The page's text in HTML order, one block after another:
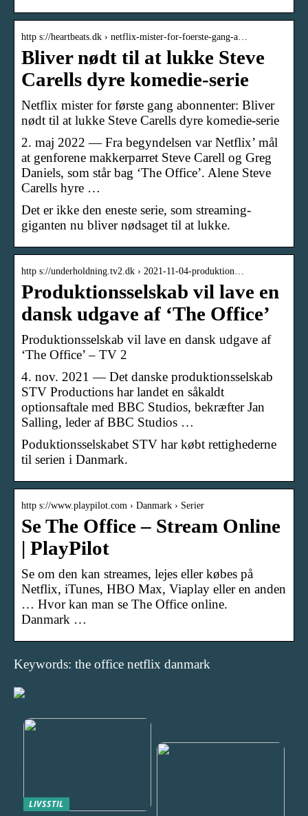
http s://heartbeats.dk › netflix-mister-for-foerste-gang-a…
Bliver nødt til at lukke Steve
Carells dyre komedie-serie
Netflix mister for første gang abonnenter: Bliver
nødt til at lukke Steve Carells dyre komedie-serie
2. maj 2022 — Fra begyndelsen var Netflix’ mål
at genforene makkerparret Steve Carell og Greg
Daniels, som står bag ‘The Office’. Alene Steve
Carells hyre …
Det er ikke den eneste serie, som streaming-
giganten nu bliver nødsaget til at lukke.
http s://underholdning.tv2.dk › 2021-11-04-produktion…
Produktionsselskab vil lave en
dansk udgave af ‘The Office’
Produktionsselskab vil lave en dansk udgave af
‘The Office’ – TV 2
4. nov. 2021 — Det danske produktionsselskab
STV Productions har landet en såkaldt
optionsaftale med BBC Studios, bekræfter Jan
Salling, leder af BBC Studios …
Poduktionsselskabet STV har købt rettighederne
til serien i Danmark.
http s://www.playpilot.com › Danmark › Serier
Se The Office – Stream Online
| PlayPilot
Se om den kan streames, lejes eller købes på
Netflix, iTunes, HBO Max, Viaplay eller en anden
… Hvor kan man se The Office online.
Danmark …
Keywords: the office netflix danmark
LIVSSTIL